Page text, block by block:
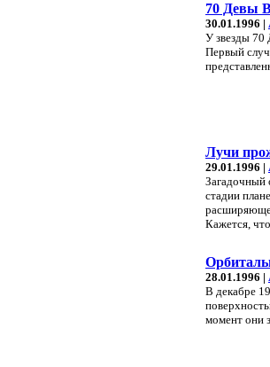
70 Девы
30.01.1996 |
У звезды 70
Первый
Лучи
29.01.1996 |
Загадочный
стадии
Кажется,
28.01.1996 |
В декабре
момент они